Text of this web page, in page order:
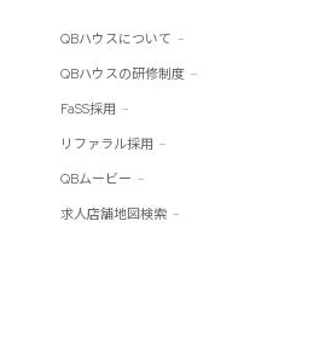
QBハウスについて
QBハウスの研修制度
FaSS採用
リファラル採用
QBムービー
求人店舗地図検索